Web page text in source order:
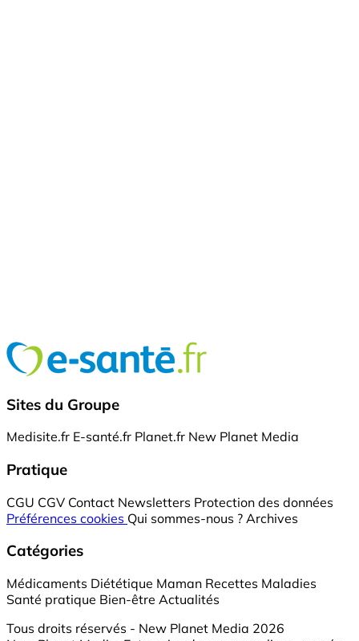
Sites du Groupe
Medisite.fr E-santé.fr Planet.fr New Planet Media
Pratique
CGU CGV Contact Newsletters Protection des données
Préférences cookies Qui sommes-nous ? Archives
Catégories
Médicaments Diététique Maman Recettes Maladies
Santé pratique Bien-être Actualités
Tous droits réservés - New Planet Media 2026